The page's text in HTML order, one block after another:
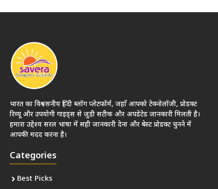
भारत का विश्वसनीय हिंदी ब्लॉग प्लेटफॉर्म, जहाँ आपको टेक्नोलॉजी, प्रोडक्ट
रिव्यू और उपयोगी गाइड्स से जुड़ी सटीक और अपडेटेड जानकारी मिलती है।
हमारा उद्देश्य सरल भाषा में सही जानकारी देना और बेस्ट प्रोडक्ट चुनने में
आपकी मदद करना है।
Categories
Best Picks